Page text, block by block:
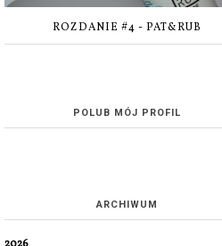
ROZDANIE #4 - PAT&RUB
POLUB MÓJ PROFIL
ARCHIWUM